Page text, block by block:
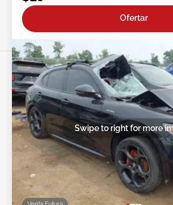
Ofertar
Swipe to right for more